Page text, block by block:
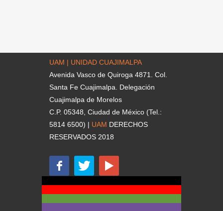
UAM | UNIDAD CUAJIMALPA
Avenida Vasco de Quiroga 4871. Col.
Santa Fe Cuajimalpa. Delegación
Cuajimalpa de Morelos
C.P. 05348, Ciudad de México (Tel.:
5814 6500) | UAM DERECHOS
RESERVADOS 2018